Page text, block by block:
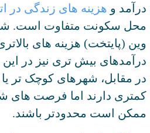
درآمد و هزینه ‌های زندگی در
محل سکونت متفاوت است.
وین (پایتخت) هزینه‌ های
درآمدهای بیش تری نیز در
در مقابل، شهرهای کوچک‌ تر یا
کمتری دارند اما فرصت‌ های
ممکن است محدودتر باشند.